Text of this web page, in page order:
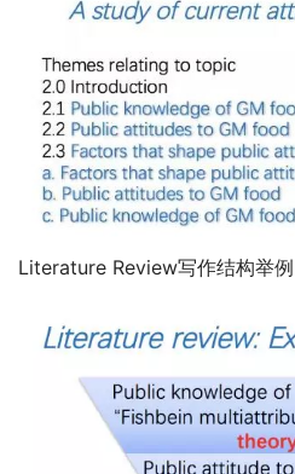
Literature Review写作结构举例